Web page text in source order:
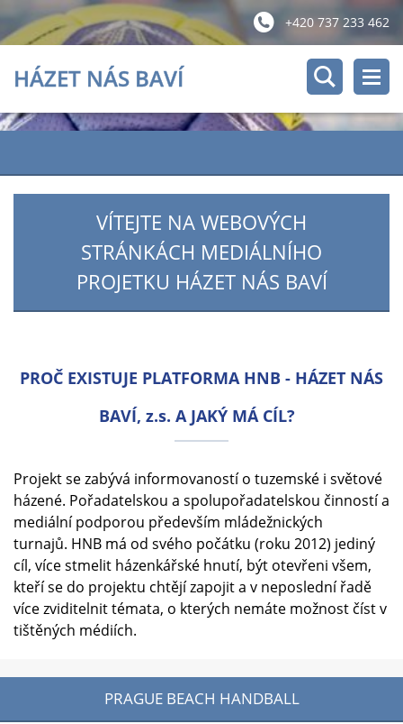
+420 737 233 462
HÁZET NÁS BAVÍ
VÍTEJTE NA WEBOVÝCH
STRÁNKÁCH MEDIÁLNÍHO
PROJETKU HÁZET NÁS BAVÍ
PROČ EXISTUJE PLATFORMA HNB - HÁZET NÁS
BAVÍ, z.s. A JAKÝ MÁ CÍL?
Projekt se zabývá informovaností o tuzemské i světové
házené. Pořadatelskou a spolupořadatelskou činností a
mediální podporou především mládežnických
turnajů. HNB má od svého počátku (roku 2012) jediný
cíl, více stmelit házenkářské hnutí, být otevřeni všem,
kteří se do projektu chtějí zapojit a v neposlední řadě
více zviditelnit témata, o kterých nemáte možnost číst v
tištěných médiích.
PRAGUE BEACH HANDBALL